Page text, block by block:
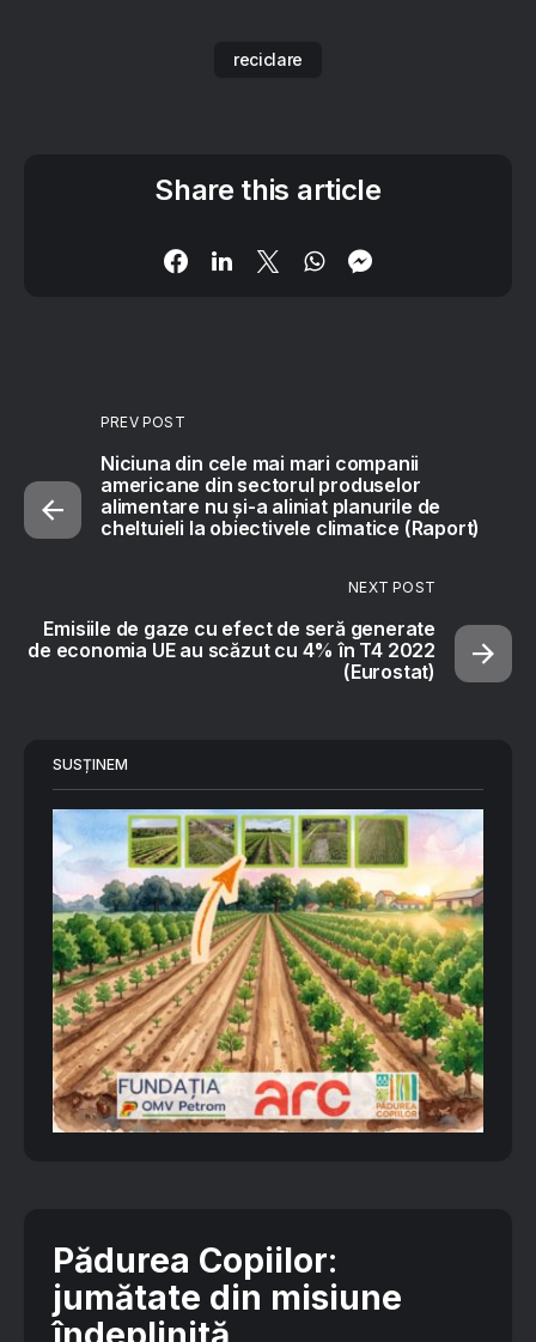
reciclare
Share this article
PREV POST
Niciuna din cele mai mari companii
americane din sectorul produselor
alimentare nu și-a aliniat planurile de
cheltuieli la obiectivele climatice (Raport)
NEXT POST
Emisiile de gaze cu efect de seră generate
de economia UE au scăzut cu 4% în T4 2022
(Eurostat)
SUSȚINEM
Pădurea Copiilor:
jumătate din misiune